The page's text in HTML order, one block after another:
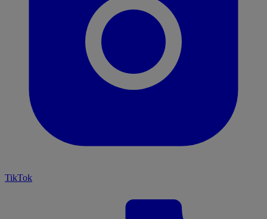
TikTok